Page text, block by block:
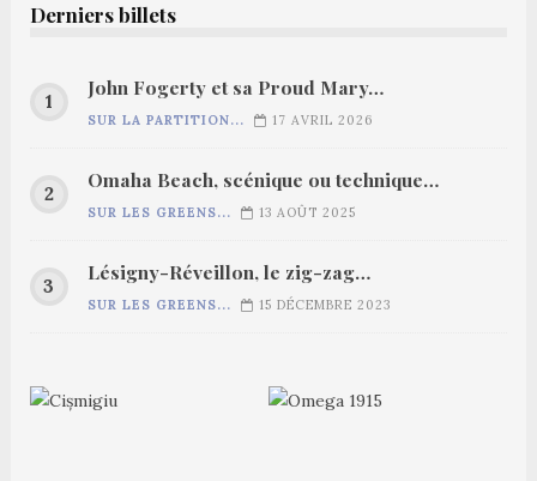
Derniers billets
John Fogerty et sa Proud Mary…
SUR LA PARTITION... 17 AVRIL 2026
Omaha Beach, scénique ou technique…
SUR LES GREENS... 13 AOÛT 2025
Lésigny-Réveillon, le zig-zag…
SUR LES GREENS... 15 DÉCEMBRE 2023